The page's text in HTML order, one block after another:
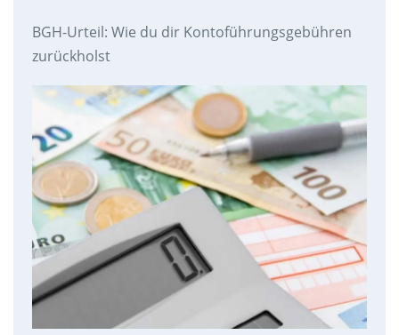
BGH-Urteil: Wie du dir Kontoführungsgebühren
zurückholst